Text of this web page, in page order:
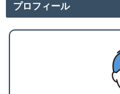
プロフィール